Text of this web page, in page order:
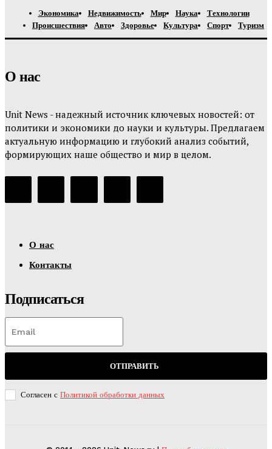
Экономика Недвижимость Мир Наука
Технологии
Происшествия
Авто Здоровье Культура Спорт Туризм
О нас
Unit News - надежный источник ключевых новостей: от
политики и экономики до науки и культуры. Предлагаем
актуальную информацию и глубокий анализ событий,
формирующих наше общество и мир в целом.
О нас
Контакты
Подписаться
ОТПРАВИТЬ
Согласен с Политикой обработки данных